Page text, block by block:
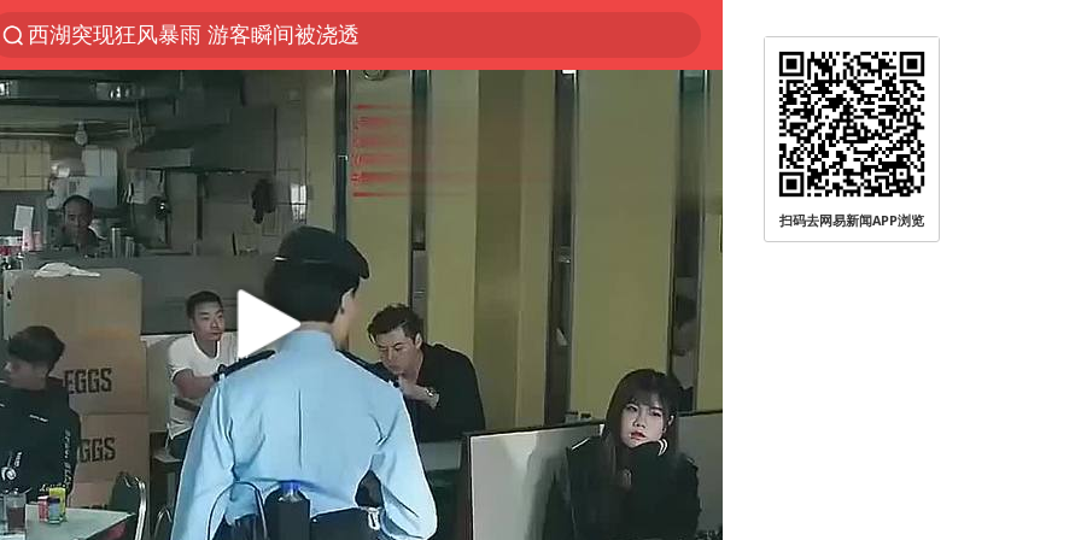
西湖突现狂风暴雨 游客瞬间被浇透
俄罗斯女子错过航班闯停机坪拦飞机
金饰克价一夜涨回1300元
新疆景区自驾服务费改为按车收费
多家A股公司收到美国关税退款
视频丨中国东方电气集团原党组副书记、董事宋致远被查
香港宏福苑火灾或由烟头引起
白海豚将正面袭击贯穿浙江
西贝创始人贾国龙押注鲜羊赛道
浙江台州《告全体市民书》
酒店回应车内过夜被收150元
扫码去网易新闻APP浏览